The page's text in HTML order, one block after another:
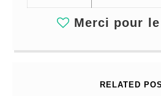
Merci pour
RELATED